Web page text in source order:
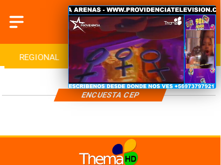
REGIONAL INTERNACIONAL DEPORTES
ENCUESTA CEP